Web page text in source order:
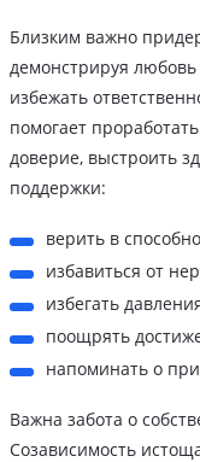
Близким важно
демонстрируя любовь
избежать
помогает
доверие, выстроить
поддержки:
верить в
избавиться от
избегать
поощрять
напоминать о
Важна забота о
Созависимость